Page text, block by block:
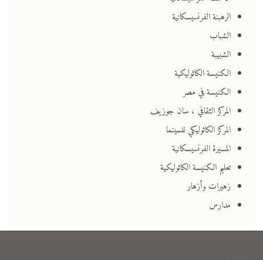
الرهبنة الفرنسيسكانية
الشباب
الشبيبة
الكنيسة الكاثوليكية
الكنيسة في مصر
المركز الثقافي ، سان جوزيف
المركز الكاثوليكي للسينما
المسيرة الفرنسيسكانية
تعليم الكنيسة الكاثوليكية
زهيرات وأزهار
مدارس